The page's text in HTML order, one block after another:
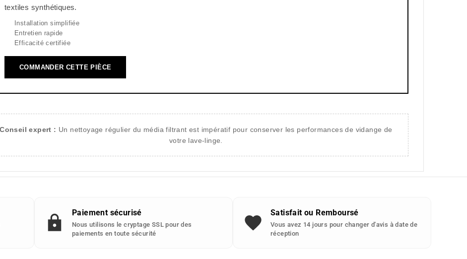
textiles synthétiques.
Installation simplifiée
Entretien rapide
Efficacité certifiée
COMMANDER CETTE PIÈCE
Conseil expert : Un nettoyage régulier du média filtrant est impératif pour conserver les performances de vidange de
votre lave-linge.
Paiement sécurisé
Nous utilisons le cryptage SSL pour des
paiements en toute sécurité
Satisfait ou Remboursé
Vous avez 14 jours pour changer d'avis à date de
réception